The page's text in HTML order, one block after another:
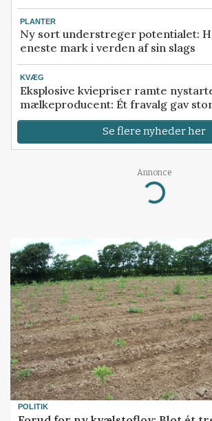
PLANTER
Ny sort understreger potentialet:
eneste mark i verden af sin slags
KVÆG
Eksplosive kviepriser ramte
mælkeproducent: Ét fravalg gav
Se flere nyheder her
Annonce
Loading...
POLITIK